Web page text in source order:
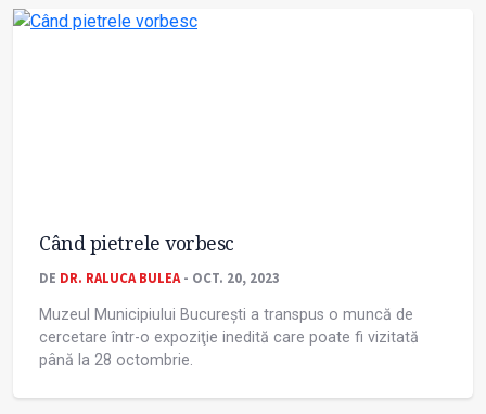
Când pietrele vorbesc
DE DR. RALUCA BULEA- OCT. 20, 2023
Muzeul Municipiului București a transpus o muncă de
cercetare într-o expoziţie inedită care poate fi vizitată
până la 28 octombrie.